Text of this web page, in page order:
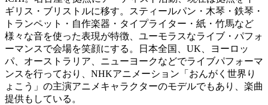
ギリス・ブリストルに移す。スティールパン・木琴・鉄琴・
トランペット・自作楽器・タイプライター・紙・竹馬など
様々な音を使った表現が特徴、ユーモラスなライブ・パフォ
ーマンスで会場を笑顔にする。日本全国、UK、ヨーロッ
パ、オーストラリア、ニューヨークなどでライブパフォーマ
ンスを行っており、NHKアニメーション「おんがく世界り
ょこう」の主演アニメキャラクターのモデルでもあり、楽曲
提供もしている。